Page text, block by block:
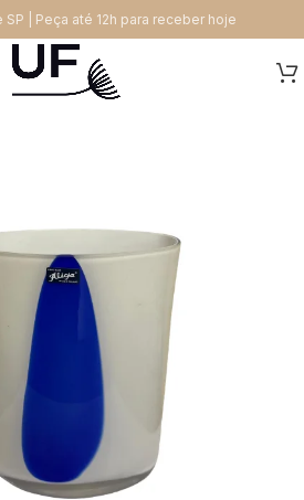
SP | Peça até 12h para receber hoje